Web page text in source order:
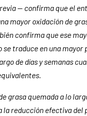
— confirma que el
mayor oxidación de
confirma que ese
se traduce en una mayor
de días y semanas
grasa quemada a lo
la reducción efectiva del